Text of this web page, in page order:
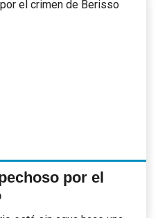
por el